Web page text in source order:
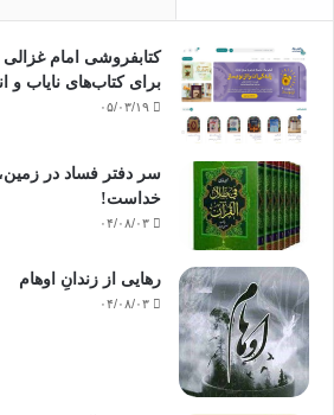
کتابفروشی امام
برای کتاب‌های نایاب و
۰۵/۰۳/۱۹
سر دفتر فساد در
خداست‌!
۰۴/۰۸/۰۳
رهایی از زندانِ اوهام
۰۴/۰۸/۰۳